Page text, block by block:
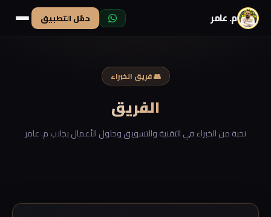
م. عامر حمّل التطبيق
👥 فريق الخبراء
الفريق
نخبة من الخبراء في التقنية والتسويق وحلول الأعمال بجانب م. عامر